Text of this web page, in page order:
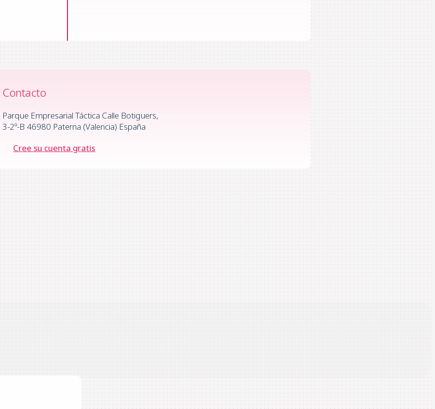
Contacto
Parque Empresarial Táctica Calle Botiguers,
3-2º-B 46980 Paterna (Valencia) España
Cree su cuenta gratis